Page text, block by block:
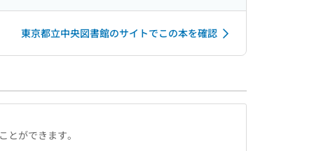
東京都立中央図書館のサイトでこの本を確認
ができます。